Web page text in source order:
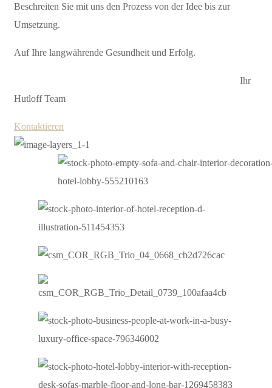
Beschreiten Sie mit uns den Prozess von der Idee bis zur
Umsetzung.
Auf Ihre langwährende Gesundheit und Erfolg.
Ihr
Hutloff Team
Kontaktieren